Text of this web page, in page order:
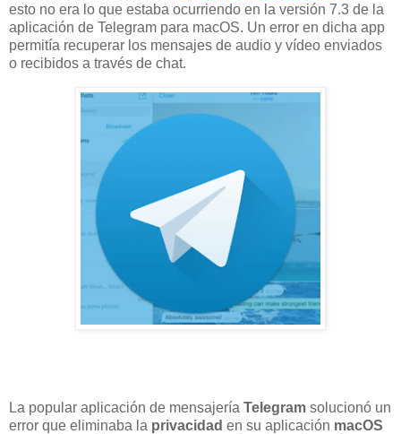
esto no era lo que estaba ocurriendo en la versión 7.3 de la
aplicación de Telegram para macOS. Un error en dicha app
permitía recuperar los mensajes de audio y vídeo enviados
o recibidos a través de chat.
La popular aplicación de mensajería Telegram solucionó un
error que eliminaba la privacidad en su aplicación macOS